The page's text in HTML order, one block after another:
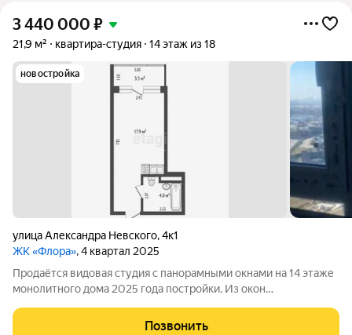
3 440 000 ₽
21,9 м² квартира-студия 14 этаж из 18
новостройка
улица Александра Невского,4к1
ЖК «Флора», 4 квартал 2025
Продаётся видовая студия с панорамными окнами на 14 этаже
монолитного дома 2025 года постройки. Из окон
обслуживается консьержем, работают пассажирский и
Позвонить